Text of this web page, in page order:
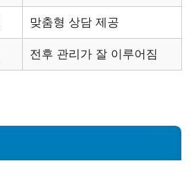
맞춤형 상담 제공
전후 관리가 잘 이루어짐